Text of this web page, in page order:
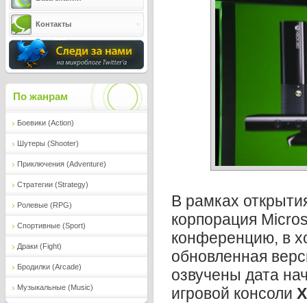
В рамках
корпорация
конференцию, в
обновленная
озвучены дата
игровой консоли
Контакты
По жанрам
Боевики (Action)
Шутеры (Shooter)
Приключения (Adventure)
Стратегии (Strategy)
Ролевые (RPG)
Спортивные (Sport)
Драки (Fight)
Бродилки (Arcade)
Музыкальные (Music)